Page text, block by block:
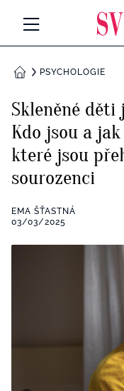
Všechny kategorie
Rozhovory
RETROHUBKY
PSYCHOLOGIE
Seberozvoj
ZDRAVÍ
ZÁBAVA
DOMŮPSYCHOLOGIE
Skleněné děti
Kdo jsou a
které jsou
sourozenci
EMA ŠŤASTNÁ
03/03/2025